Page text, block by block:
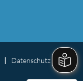
Datenschutz